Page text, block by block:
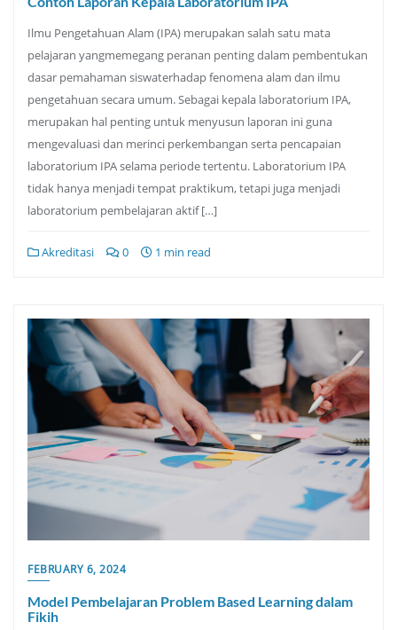
Ilmu Pengetahuan Alam (IPA) merupakan salah satu mata
pelajaran yangmemegang peranan penting dalam pembentukan
dasar pemahaman siswaterhadap fenomena alam dan ilmu
pengetahuan secara umum. Sebagai kepala laboratorium IPA,
merupakan hal penting untuk menyusun laporan ini guna
mengevaluasi dan merinci perkembangan serta pencapaian
laboratorium IPA selama periode tertentu. Laboratorium IPA
tidak hanya menjadi tempat praktikum, tetapi juga menjadi
laboratorium pembelajaran aktif […]
Akreditasi 0 1 min read
FEBRUARY 6, 2024
Model Pembelajaran Problem Based Learning dalam
Fikih